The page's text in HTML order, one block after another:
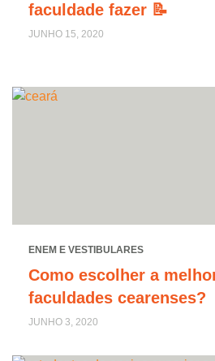
faculdade fazer 📝
JUNHO 15, 2020
ENEM E VESTIBULARES
Como escolher a
faculdades cearenses?
JUNHO 3, 2020